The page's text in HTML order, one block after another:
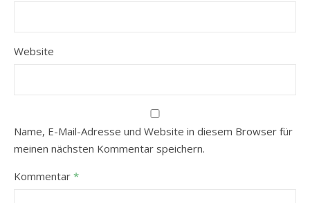
Website
Name, E-Mail-Adresse und Website in diesem Browser für
meinen nächsten Kommentar speichern.
Kommentar *